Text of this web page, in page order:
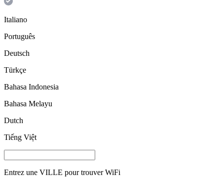
Italiano
Português
Deutsch
Türkçe
Bahasa Indonesia
Bahasa Melayu
Dutch
Tiếng Việt
Entrez une VILLE pour trouver WiFi